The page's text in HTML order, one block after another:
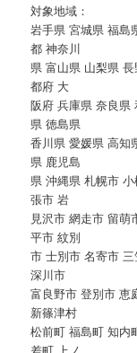
対象地域：
岩手県 宮城県 福島
都 神奈川
県 富山県 山梨県
都府 大
阪府 兵庫県 奈良県
県 徳島県
香川県 愛媛県 高知
県 鹿児島
県 沖縄県 札幌市
張市 岩
見沢市 網走市 留
平市 紋別
市 士別市 名寄市
深川市
富良野市 登別市 恵
新篠津村
松前町 福島町 知内